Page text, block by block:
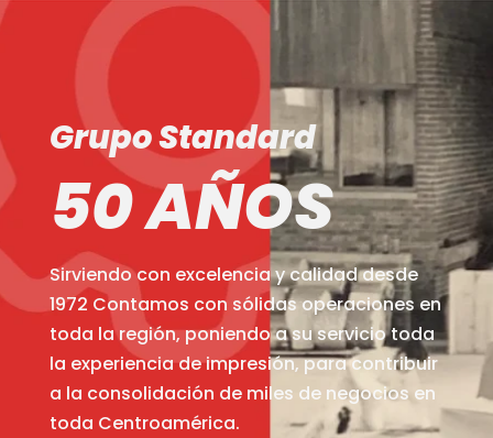
Grupo Standard
50 AÑOS
Sirviendo con excelencia y calidad desde
1972 Contamos con sólidas operaciones en
toda la región, poniendo a su servicio toda
la experiencia de impresión, para contribuir
a la consolidación de miles de negocios en
toda Centroamérica.